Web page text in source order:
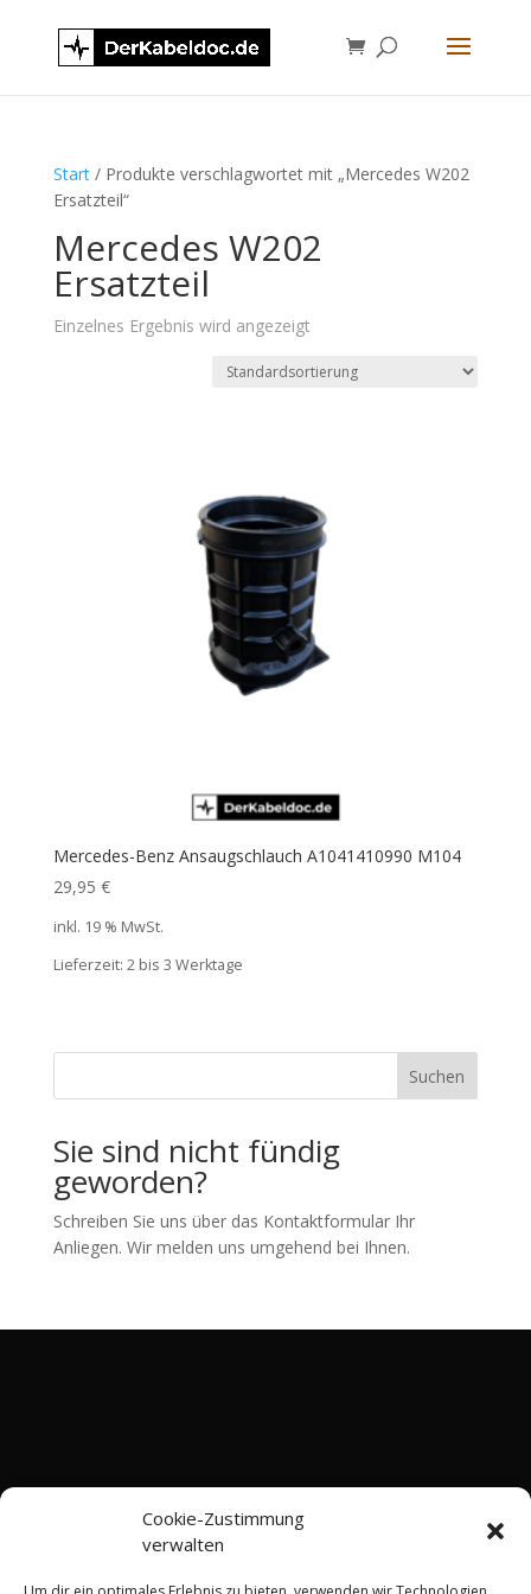
Cookie-Zustimmung
verwalten
Start/ Produkte verschlagwortet mit „Mercedes W202
Ersatzteil“
Mercedes W202
Ersatzteil
Einzelnes Ergebnis wird angezeigt
Mercedes-Benz Ansaugschlauch A1041410990 M104
29,95 €
inkl. 19 % MwSt.
Lieferzeit: 2 bis 3 Werktage
Suchen
Sie sind nicht fündig
geworden?
Schreiben Sie uns über das Kontaktformular Ihr
Anliegen. Wir melden uns umgehend bei Ihnen.